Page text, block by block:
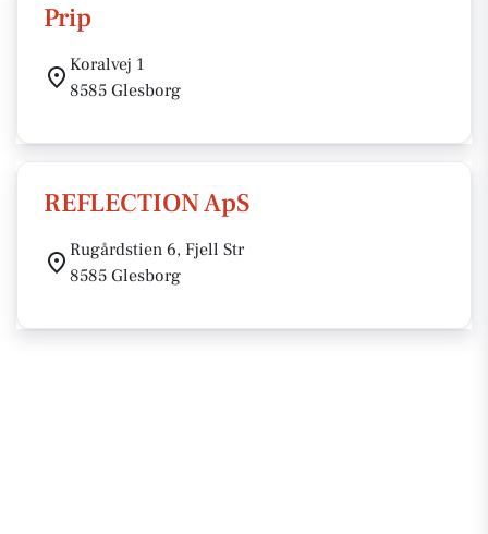
Prip
Koralvej 1
8585 Glesborg
REFLECTION ApS
Rugårdstien 6, Fjell Str
8585 Glesborg